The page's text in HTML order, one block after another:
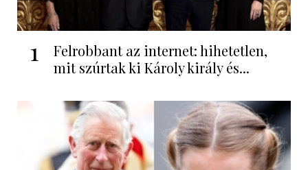
1
Felrobbant az internet: hihetetlen,
mit szúrtak ki Károly király és...